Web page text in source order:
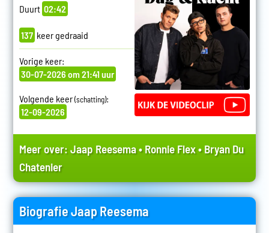
Duurt 02:42
137 keer gedraaid
Vorige keer:
30-07-2026 om 21:41 uur
Volgende keer(schatting):
12-09-2026
Meer over:Jaap Reesema•Ronnie Flex•Bryan Du
Chatenier
Biografie Jaap Reesema